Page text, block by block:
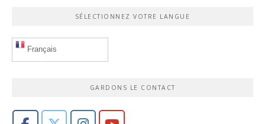
SÉLECTIONNEZ VOTRE LANGUE
Français
GARDONS LE CONTACT